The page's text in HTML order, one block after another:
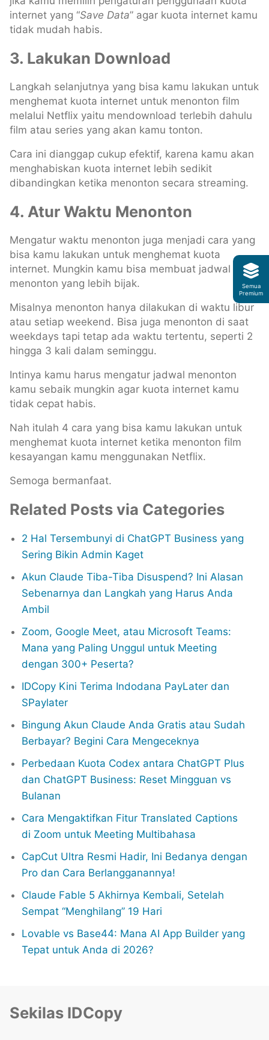
internet yang “Save Data” agar kuota internet kamu
tidak mudah habis.
3. Lakukan Download
Langkah selanjutnya yang bisa kamu lakukan untuk
menghemat kuota internet untuk menonton film
melalui Netflix yaitu mendownload terlebih dahulu
film atau series yang akan kamu tonton.
Cara ini dianggap cukup efektif, karena kamu akan
menghabiskan kuota internet lebih sedikit
dibandingkan ketika menonton secara streaming.
4. Atur Waktu Menonton
Mengatur waktu menonton juga menjadi cara yang
bisa kamu lakukan untuk menghemat kuota
internet. Mungkin kamu bisa membuat jadwal
menonton yang lebih bijak.
Misalnya menonton hanya dilakukan di waktu libur
atau setiap weekend. Bisa juga menonton di saat
weekdays tapi tetap ada waktu tertentu, seperti 2
hingga 3 kali dalam seminggu.
Intinya kamu harus mengatur jadwal menonton
kamu sebaik mungkin agar kuota internet kamu
tidak cepat habis.
Nah itulah 4 cara yang bisa kamu lakukan untuk
menghemat kuota internet ketika menonton film
kesayangan kamu menggunakan Netflix.
Semoga bermanfaat.
Related Posts via Categories
2 Hal Tersembunyi di ChatGPT Business yang
Sering Bikin Admin Kaget
Akun Claude Tiba-Tiba Disuspend? Ini Alasan
Sebenarnya dan Langkah yang Harus Anda
Ambil
Zoom, Google Meet, atau Microsoft Teams:
Mana yang Paling Unggul untuk Meeting
dengan 300+ Peserta?
IDCopy Kini Terima Indodana PayLater dan
SPaylater
Bingung Akun Claude Anda Gratis atau Sudah
Berbayar? Begini Cara Mengeceknya
Perbedaan Kuota Codex antara ChatGPT Plus
dan ChatGPT Business: Reset Mingguan vs
Bulanan
Cara Mengaktifkan Fitur Translated Captions
di Zoom untuk Meeting Multibahasa
CapCut Ultra Resmi Hadir, Ini Bedanya dengan
Pro dan Cara Berlangganannya!
Claude Fable 5 Akhirnya Kembali, Setelah
Sempat “Menghilang” 19 Hari
Lovable vs Base44: Mana AI App Builder yang
Tepat untuk Anda di 2026?
Sekilas IDCopy
Semua
Premium